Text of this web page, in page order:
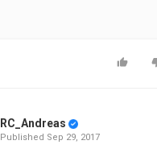
RC_Andreas
Published Sep 29, 2017